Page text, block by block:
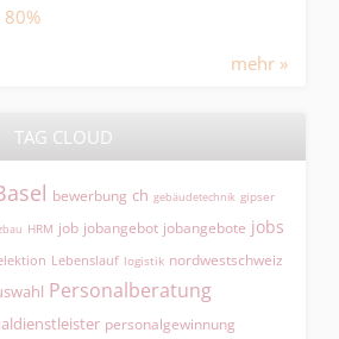
mehr »
TAG CLOUD
bewerbung ch gebäudetechnik gipser
HRM job jobangebot jobangebote jobs
Lebenslauf logistik nordwestschweiz
Personalberatung
personalgewinnung